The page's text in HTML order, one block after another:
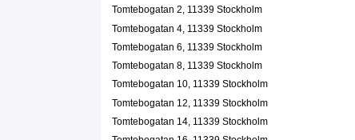
08-6150285
Dans
Tomtebogatan 12, 11339 Stockholm
Aktiva System Gösta Holmstedt AB
Lars Gösta Holmstedt
Tomtebogatan 12 4 Tr, 11339 Stockholm
Tomtebogatan 2, 11339 Stockholm
Tomtebogatan 4, 11339 Stockholm
Tomtebogatan 6, 11339 Stockholm
Tomtebogatan 8, 11339 Stockholm
Tomtebogatan 10, 11339 Stockholm
Tomtebogatan 12, 11339 Stockholm
Tomtebogatan 14, 11339 Stockholm